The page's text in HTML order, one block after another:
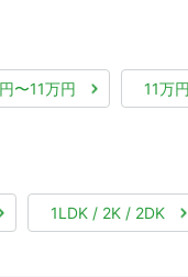
〜11万円 11万
1LDK / 2K / 2DK